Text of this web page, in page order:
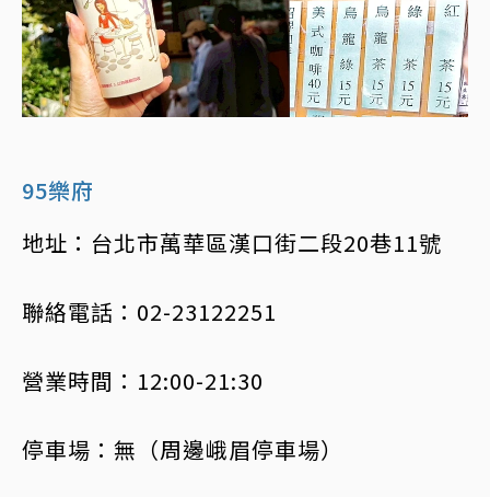
95樂府
地址：台北市萬華區漢口街二段20巷11號
聯絡電話：02-23122251
營業時間：12:00-21:30
停車場：無（周邊峨眉停車場）